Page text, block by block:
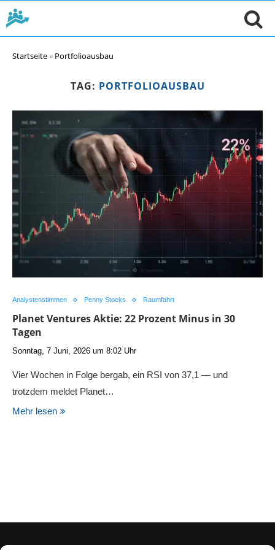
Startseite» Portfolioausbau
TAG: PORTFOLIOAUSBAU
Analystenstimmen Penny Stocks Raumfahrt
Planet Ventures Aktie: 22 Prozent Minus in 30
Tagen
Sonntag, 7 Juni, 2026 um 8:02 Uhr
Vier Wochen in Folge bergab, ein RSI von 37,1 — und
trotzdem meldet Planet…
Mehr lesen